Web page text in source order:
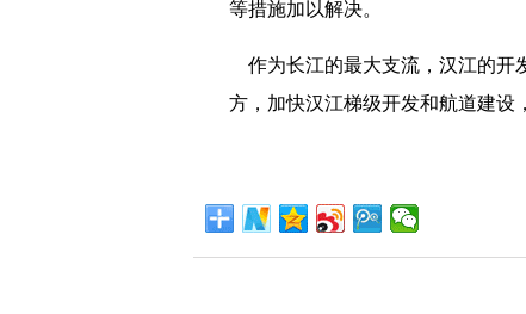
等措施加以解决。
作为长江的最大支流，汉江的开
方，加快汉江梯级开发和航道建设